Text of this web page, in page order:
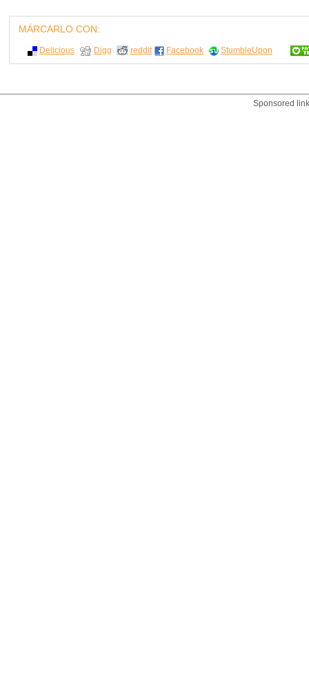
MÁRCARLO CON:
Delicious Digg reddit Facebook StumbleUpon
Sponsored